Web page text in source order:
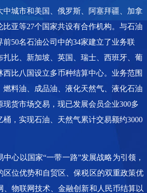
城市和美国、俄罗斯、阿塞拜疆、 加拿
比亚等27个国家共设有合作机构。与石油
50名石油公司中的34家建立了业务联
扎比、新加坡、英国、瑞士、西班牙、葡
西比八国设立多币种结算中心。业务范围
燃料油、成品油、液化天然气、液化石油
货市场交易，现已发展会员企业300多
桶，实现石油、天然气累计交易额约3000
心以国家“一带一路”发展战略为引领，
区位优势和自贸区、保税区的双重政策优
、物联网技术、金融创新和人民币结算以